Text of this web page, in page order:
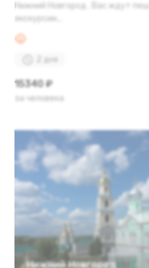
Нижний Новгород . Вас ждут
экскурсии...
2 дня
15340 ₽
за человека
Нижний Новгород